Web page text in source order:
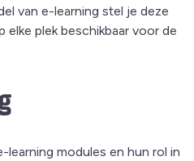
van e-learning stel je deze
elke plek beschikbaar voor de
learning modules en hun rol in